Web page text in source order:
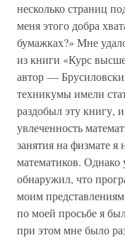
несколько страниц
меня этого добра
бумажках?» Мне
из книги «Курс
автор —
техникумы имели
раздобыл эту книгу,
увлеченность
занятия на физмате
математиков. Однако
обнаружил, что
моим
по моей просьбе я
при этом мне было